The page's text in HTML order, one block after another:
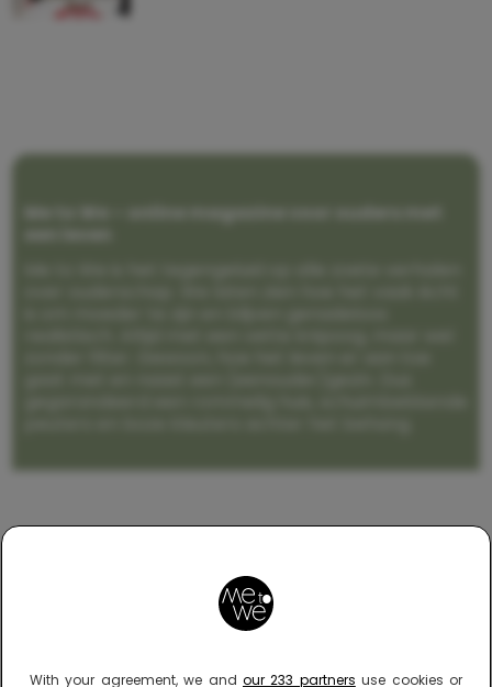
With your agreement, we and our 233 partners use cookies or
Me to We – online magazine voor ouders met